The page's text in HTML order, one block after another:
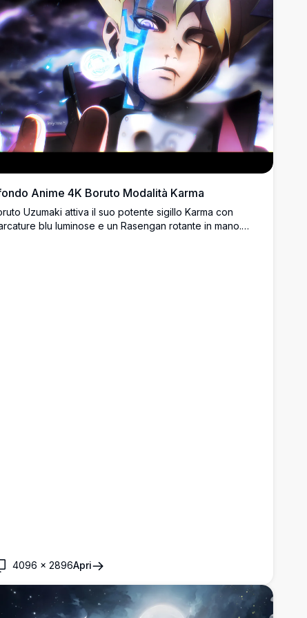
Anime 4K Boruto Modalità Karma
Uzumaki attiva il suo potente sigillo Karma con
blu luminose e un Rasengan rotante in mano.
4096 × 2896Apri